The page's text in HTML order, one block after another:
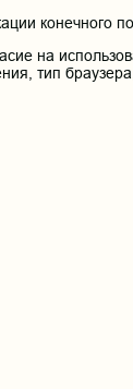
конечного
на
тип